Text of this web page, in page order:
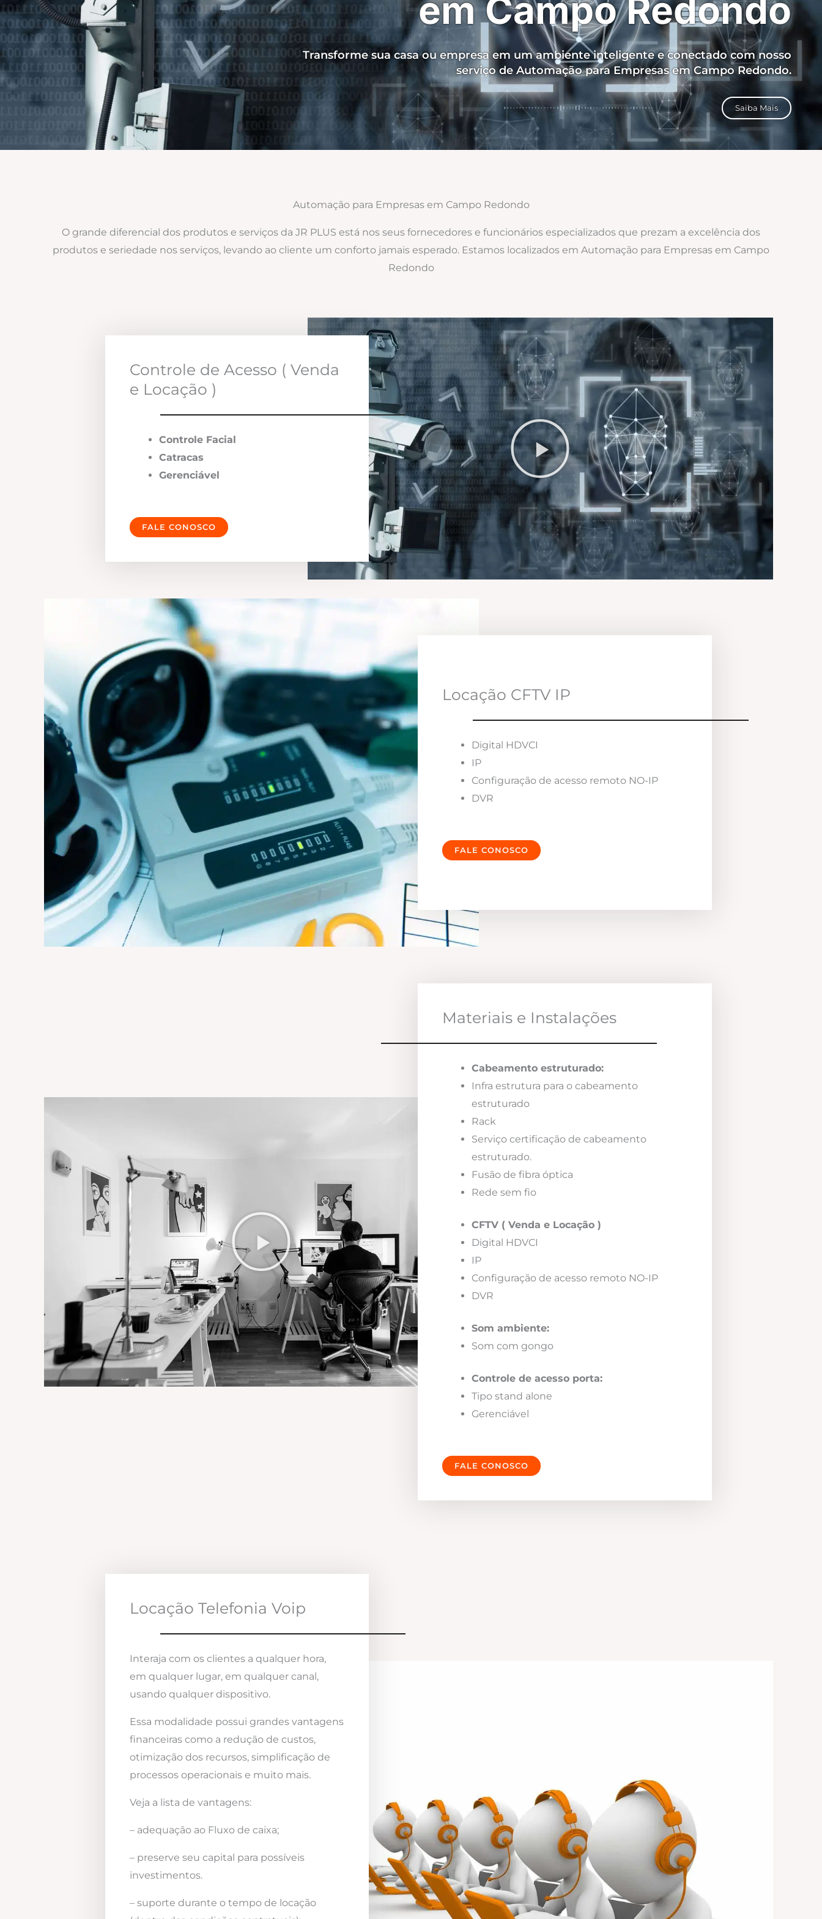
em Campo Redondo
Transforme sua casa ou empresa em um ambiente inteligente e conectado com nosso
serviço de Automação para Empresas em Campo Redondo.
Saiba Mais
Automação para Empresas em Campo Redondo
O grande diferencial dos produtos e serviços da JR PLUS está nos seus fornecedores e funcionários especializados que prezam a excelência dos
produtos e seriedade nos serviços, levando ao cliente um conforto jamais esperado. Estamos localizados em Automação para Empresas em Campo
Redondo
Controle de Acesso ( Venda
e Locação )
Controle Facial
Catracas
Gerenciável
FALE CONOSCO
Locação CFTV IP
Digital HDVCI
IP
Configuração de acesso remoto NO-IP
DVR
FALE CONOSCO
Materiais e Instalações
Cabeamento estruturado:
Infra estrutura para o cabeamento
estruturado
Rack
Serviço certificação de cabeamento
estruturado.
Fusão de fibra óptica
Rede sem fio
CFTV ( Venda e Locação )
Digital HDVCI
IP
Configuração de acesso remoto NO-IP
DVR
Som ambiente:
Som com gongo
Controle de acesso porta:
Tipo stand alone
Gerenciável
FALE CONOSCO
Locação Telefonia Voip
Interaja com os clientes a qualquer hora,
em qualquer lugar, em qualquer canal,
usando qualquer dispositivo.
Essa modalidade possui grandes vantagens
financeiras como a redução de custos,
otimização dos recursos, simplificação de
processos operacionais e muito mais.
Veja a lista de vantagens:
– adequação ao Fluxo de caixa;
– preserve seu capital para possíveis
investimentos.
– suporte durante o tempo de locação